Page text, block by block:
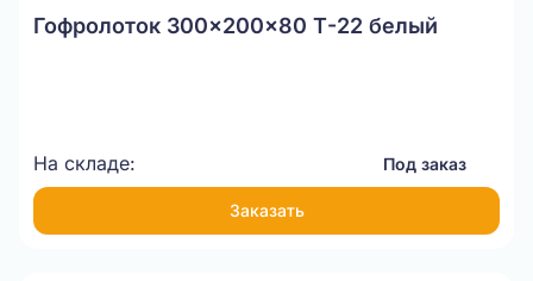
Гофролоток 300x200x80 Т-22 белый
На складе: Под заказ
Заказать